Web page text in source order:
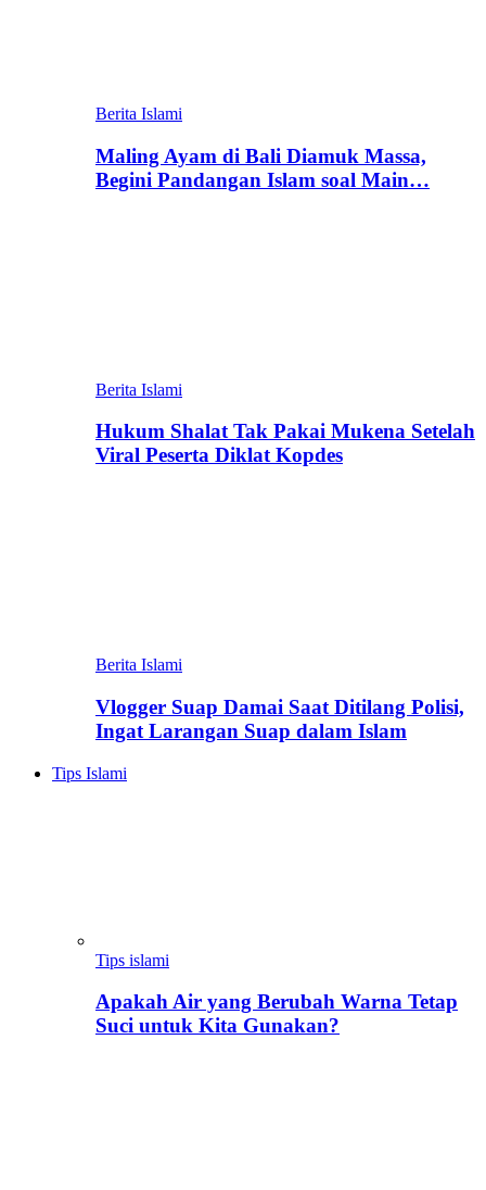
Berita Islami
Maling Ayam di Bali Diamuk Massa,
Begini Pandangan Islam soal Main…
Berita Islami
Hukum Shalat Tak Pakai Mukena Setelah
Viral Peserta Diklat Kopdes
Berita Islami
Vlogger Suap Damai Saat Ditilang Polisi,
Ingat Larangan Suap dalam Islam
Tips Islami
Tips islami
Apakah Air yang Berubah Warna Tetap
Suci untuk Kita Gunakan?